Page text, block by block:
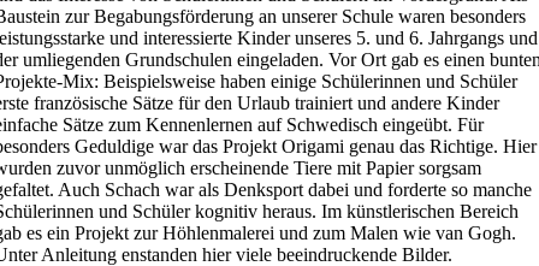
zur Begabungsförderung an unserer Schule waren besonders
und interessierte Kinder unseres 5. und 6. Jahrgangs und
umliegenden Grundschulen eingeladen. Vor Ort gab es einen
Mix: Beispielsweise haben einige Schülerinnen und Schüler
französische Sätze für den Urlaub trainiert und andere Kinder
Sätze zum Kennenlernen auf Schwedisch eingeübt. Für
Geduldige war das Projekt Origami genau das Richtige. Hier
zuvor unmöglich erscheinende Tiere mit Papier sorgsam
Auch Schach war als Denksport dabei und forderte so manche
und Schüler kognitiv heraus. Im künstlerischen Bereich
es ein Projekt zur Höhlenmalerei und zum Malen wie van Gogh.
Anleitung enstanden hier viele beeindruckende Bilder.